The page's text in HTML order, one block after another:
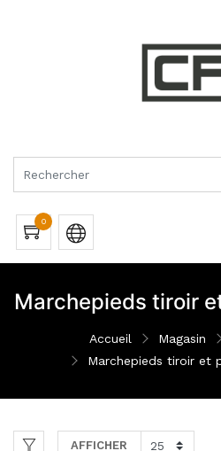
0
Marchepieds tiroir
Accueil Magasin
Marchepieds tiroir et
AFFICHER